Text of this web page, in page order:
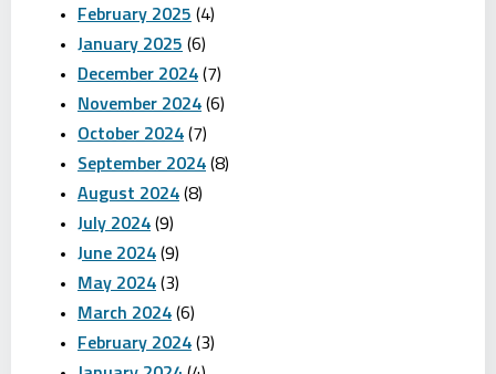
February 2025 (4)
January 2025 (6)
December 2024 (7)
November 2024 (6)
October 2024 (7)
September 2024 (8)
August 2024 (8)
July 2024 (9)
June 2024 (9)
May 2024 (3)
March 2024 (6)
February 2024 (3)